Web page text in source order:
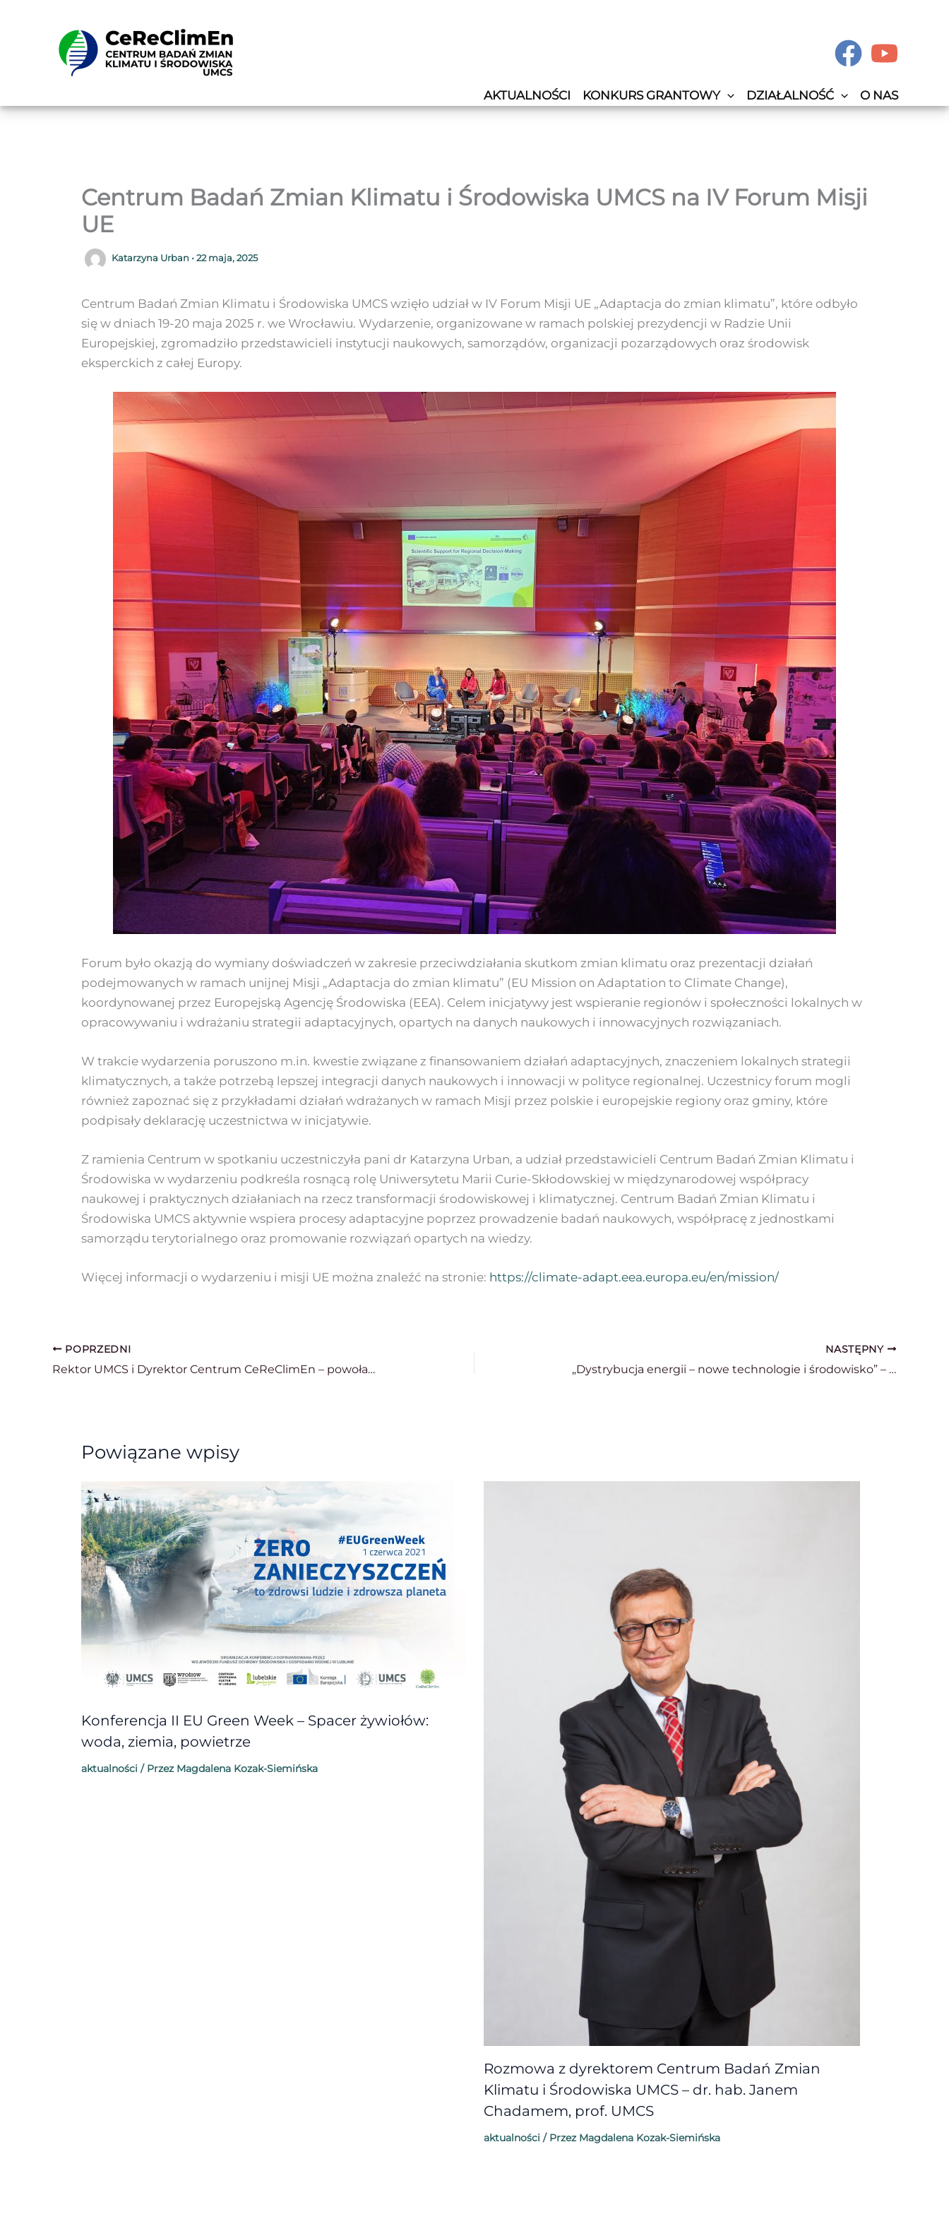
AKTUALNOŚCI KONKURS GRANTOWY DZIAŁALNOŚĆ O NAS
Centrum Badań Zmian Klimatu i Środowiska UMCS na IV Forum Misji
UE
Katarzyna Urban •22 maja, 2025
Centrum Badań Zmian Klimatu i Środowiska UMCS wzięło udział w IV Forum Misji UE „Adaptacja do zmian klimatu”, które odbyło
się w dniach 19-20 maja 2025 r. we Wrocławiu. Wydarzenie, organizowane w ramach polskiej prezydencji w Radzie Unii
Europejskiej, zgromadziło przedstawicieli instytucji naukowych, samorządów, organizacji pozarządowych oraz środowisk
eksperckich z całej Europy.
Forum było okazją do wymiany doświadczeń w zakresie przeciwdziałania skutkom zmian klimatu oraz prezentacji działań
podejmowanych w ramach unijnej Misji „Adaptacja do zmian klimatu” (EU Mission on Adaptation to Climate Change),
koordynowanej przez Europejską Agencję Środowiska (EEA). Celem inicjatywy jest wspieranie regionów i społeczności lokalnych w
opracowywaniu i wdrażaniu strategii adaptacyjnych, opartych na danych naukowych i innowacyjnych rozwiązaniach.
W trakcie wydarzenia poruszono m.in. kwestie związane z finansowaniem działań adaptacyjnych, znaczeniem lokalnych strategii
klimatycznych, a także potrzebą lepszej integracji danych naukowych i innowacji w polityce regionalnej. Uczestnicy forum mogli
również zapoznać się z przykładami działań wdrażanych w ramach Misji przez polskie i europejskie regiony oraz gminy, które
podpisały deklarację uczestnictwa w inicjatywie.
Z ramienia Centrum w spotkaniu uczestniczyła pani dr Katarzyna Urban, a udział przedstawicieli Centrum Badań Zmian Klimatu i
Środowiska w wydarzeniu podkreśla rosnącą rolę Uniwersytetu Marii Curie-Skłodowskiej w międzynarodowej współpracy
naukowej i praktycznych działaniach na rzecz transformacji środowiskowej i klimatycznej. Centrum Badań Zmian Klimatu i
Środowiska UMCS aktywnie wspiera procesy adaptacyjne poprzez prowadzenie badań naukowych, współpracę z jednostkami
samorządu terytorialnego oraz promowanie rozwiązań opartych na wiedzy.
Więcej informacji o wydarzeniu i misji UE można znaleźć na stronie: https://climate-adapt.eea.europa.eu/en/mission/
POPRZEDNI
Rektor UMCS i Dyrektor Centrum CeReClimEn – powołani do Zespołu ds. utworzenia nowych obszarów chronionych na Lubelszczyźnie
NASTĘPNY
„Dystrybucja energii – nowe technologie i środowisko” – podsumowanie seminarium
Powiązane wpisy
Konferencja II EU Green Week – Spacer żywiołów:
woda, ziemia, powietrze
aktualności / Przez Magdalena Kozak-Siemińska
Rozmowa z dyrektorem Centrum Badań Zmian
Klimatu i Środowiska UMCS – dr. hab. Janem
Chadamem, prof. UMCS
aktualności / Przez Magdalena Kozak-Siemińska